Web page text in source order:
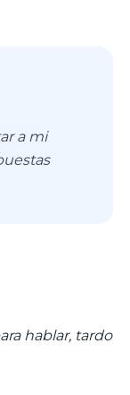
a mi
hablar, tardo